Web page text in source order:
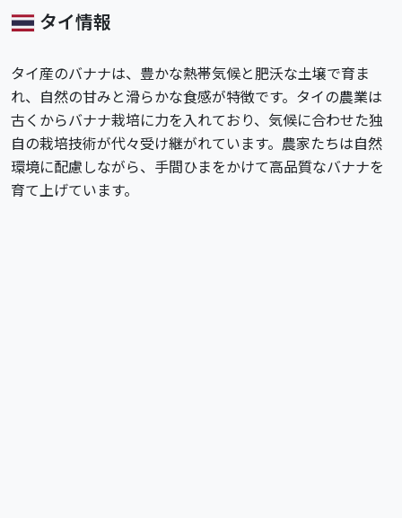
タイ情報
タイ産のバナナは、豊かな熱帯気候と肥沃な土壌で育ま
れ、自然の甘みと滑らかな食感が特徴です。タイの農業は
古くからバナナ栽培に力を入れており、気候に合わせた独
自の栽培技術が代々受け継がれています。農家たちは自然
環境に配慮しながら、手間ひまをかけて高品質なバナナを
育て上げています。